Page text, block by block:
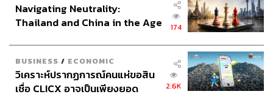
Navigating Neutrality:
Thailand and China in the Age
174
BUSINESS / ECONOMIC
วิเคราะห์ปรากฏการณ์คนแห่ขอสิน
เชื่อ CLICX อาจเป็นเพียงยอด
2.6K